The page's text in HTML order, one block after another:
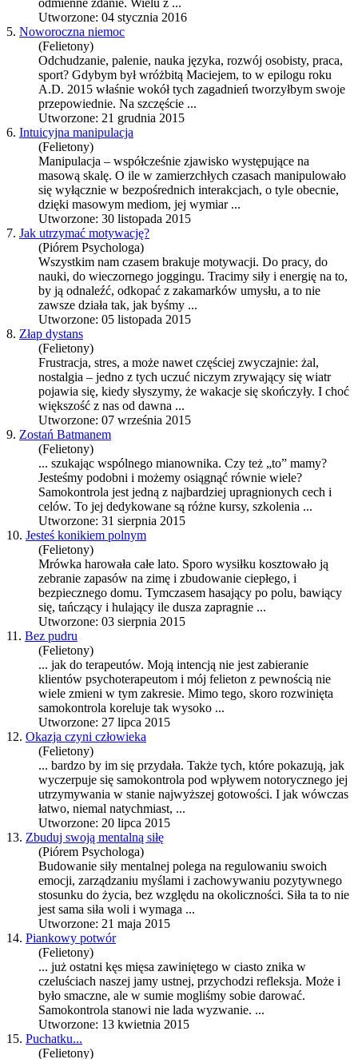
odmienne zdanie. Wielu z ...
Utworzone: 04 stycznia 2016
5. Noworoczna niemoc
(Felietony)
Odchudzanie, palenie, nauka języka, rozwój osobisty, praca,
sport? Gdybym był wróżbitą Maciejem, to w epilogu roku
A.D. 2015 właśnie wokół tych zagadnień tworzyłbym swoje
przepowiednie. Na szczęście ...
Utworzone: 21 grudnia 2015
6. Intuicyjna manipulacja
(Felietony)
Manipulacja – współcześnie zjawisko występujące na
masową skalę. O ile w zamierzchłych czasach manipulowało
się wyłącznie w bezpośrednich interakcjach, o tyle obecnie,
dzięki masowym mediom, jej wymiar ...
Utworzone: 30 listopada 2015
7. Jak utrzymać motywację?
(Piórem Psychologa)
Wszystkim nam czasem brakuje motywacji. Do pracy, do
nauki, do wieczornego joggingu. Tracimy siły i energię na to,
by ją odnaleźć, odkopać z zakamarków umysłu, a to nie
zawsze działa tak, jak byśmy ...
Utworzone: 05 listopada 2015
8. Złap dystans
(Felietony)
Frustracja, stres, a może nawet częściej zwyczajnie: żal,
nostalgia – jedno z tych uczuć niczym zrywający się wiatr
pojawia się, kiedy słyszymy, że wakacje się skończyły. I choć
większość z nas od dawna ...
Utworzone: 07 września 2015
9. Zostań Batmanem
(Felietony)
... szukając wspólnego mianownika. Czy też „to” mamy?
Jesteśmy podobni i możemy osiągnąć równie wiele?
Samokontrola jest jedną z najbardziej upragnionych cech i
celów. To jej dedykowane są różne kursy, szkolenia ...
Utworzone: 31 sierpnia 2015
10. Jesteś konikiem polnym
(Felietony)
Mrówka harowała całe lato. Sporo wysiłku kosztowało ją
zebranie zapasów na zimę i zbudowanie ciepłego, i
bezpiecznego domu. Tymczasem hasający po polu, bawiący
się, tańczący i hulający ile dusza zapragnie ...
Utworzone: 03 sierpnia 2015
11. Bez pudru
(Felietony)
... jak do terapeutów. Moją intencją nie jest zabieranie
klientów psychoterapeutom i mój felieton z pewnością nie
wiele zmieni w tym zakresie. Mimo tego, skoro rozwinięta
samokontrola koreluje tak wysoko ...
Utworzone: 27 lipca 2015
12. Okazja czyni człowieka
(Felietony)
... bardzo by im się przydała. Także tych, które pokazują, jak
wyczerpuje się samokontrola pod wpływem notorycznego jej
utrzymywania w stanie najwyższej gotowości. I jak wówczas
łatwo, niemal natychmiast, ...
Utworzone: 20 lipca 2015
13. Zbuduj swoją mentalną siłę
(Piórem Psychologa)
Budowanie siły mentalnej polega na regulowaniu swoich
emocji, zarządzaniu myślami i zachowywaniu pozytywnego
stosunku do życia, bez względu na okoliczności. Siła ta to nie
jest sama siła woli i wymaga ...
Utworzone: 21 maja 2015
14. Piankowy potwór
(Felietony)
... już ostatni kęs mięsa zawiniętego w ciasto znika w
czeluściach naszej jamy ustnej, przychodzi refleksja. Może i
było smaczne, ale w sumie mogliśmy sobie darować.
Samokontrola stanowi nie lada wyzwanie. ...
Utworzone: 13 kwietnia 2015
15. Puchatku...
(Felietony)